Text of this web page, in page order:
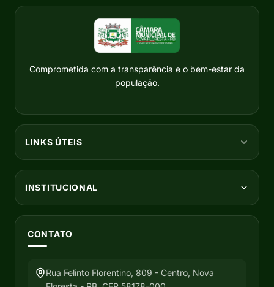
Comprometida com a transparência e o bem-estar da
população.
LINKS ÚTEIS
INSTITUCIONAL
CONTATO
Rua Felinto Florentino, 809 - Centro, Nova